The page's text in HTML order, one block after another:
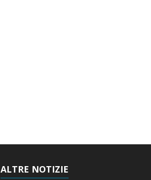
ALTRE NOTIZIE